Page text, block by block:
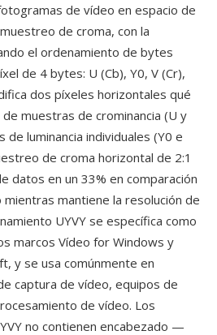
de vídeo en espacio de
de croma, con la
el ordenamiento de bytes
de 4 bytes: U (Cb), Y0, V (Cr),
dos píxeles horizontales qué
muestras de crominancia (U y
luminancia individuales (Y0 e
de croma horizontal de 2:1
datos en un 33% en comparación
mientras mantiene la resolución de
UYVY se específica como
marcos Vídeo for Windows y
y se usa comúnmente en
captura de vídeo, equipos de
de vídeo. Los
no contienen encabezado —